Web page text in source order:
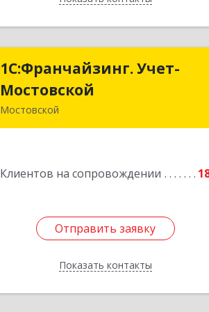
1С:Франчайзинг. Учет-
Мостовской
Мостовской
Клиентов на сопровождении
Отправить заявку
Показать контакты
1С:Франчайзинг. Учет-
корпус
Отправить заявку
Назад